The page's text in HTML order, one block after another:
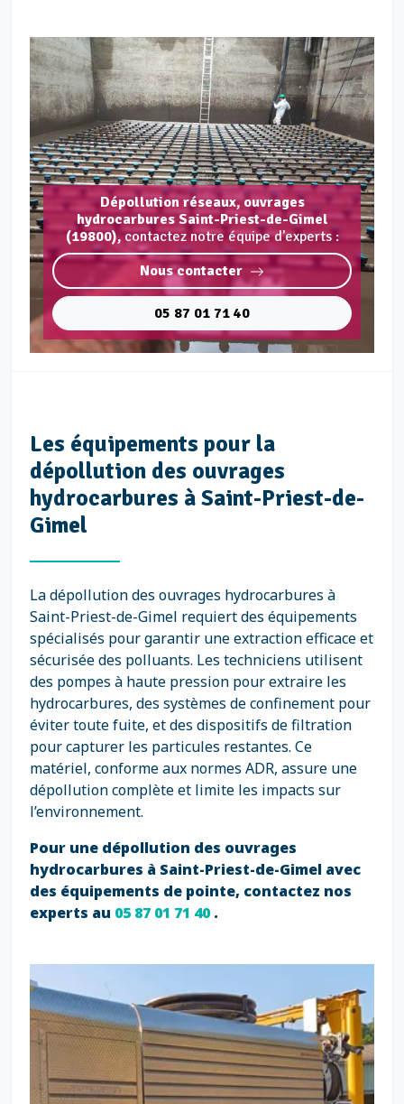
Dépollution réseaux, ouvrages
hydrocarbures Saint-Priest-de-Gimel
(19800), contactez notre équipe d'experts :
Nous contacter
05 87 01 71 40
Les équipements pour la
dépollution des ouvrages
hydrocarbures à Saint-Priest-de-
Gimel
La dépollution des ouvrages hydrocarbures à
Saint-Priest-de-Gimel requiert des équipements
spécialisés pour garantir une extraction efficace et
sécurisée des polluants. Les techniciens utilisent
des pompes à haute pression pour extraire les
hydrocarbures, des systèmes de confinement pour
éviter toute fuite, et des dispositifs de filtration
pour capturer les particules restantes. Ce
matériel, conforme aux normes ADR, assure une
dépollution complète et limite les impacts sur
l’environnement.
Pour une dépollution des ouvrages
hydrocarbures à Saint-Priest-de-Gimel avec
des équipements de pointe, contactez nos
experts au 05 87 01 71 40.